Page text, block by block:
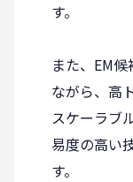
す。
また、EM
ながら、高
スケーラブ
易度の高い
す。